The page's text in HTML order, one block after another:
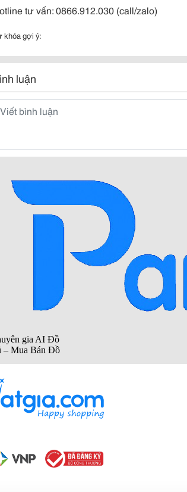
tư vấn: 0866.912.030 (call/zalo)
khóa gợi ý:
luận